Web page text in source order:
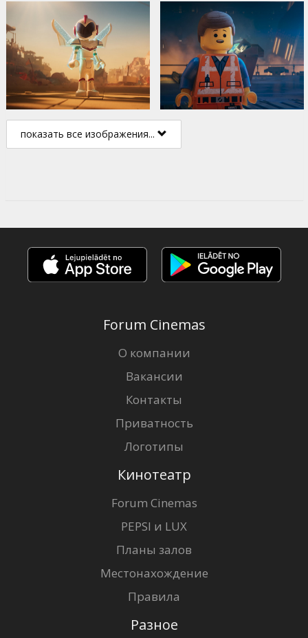
показать все изображения...
Forum Cinemas
О компании
Вакансии
Контакты
Приватность
Логотипы
Кинотеатр
Forum Cinemas
PEPSI и LUX
Планы залов
Местонахождение
Правила
Разное